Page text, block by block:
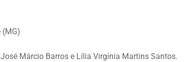
(MG)
Márcio Barros e Lília Virgínia Martins Santos.